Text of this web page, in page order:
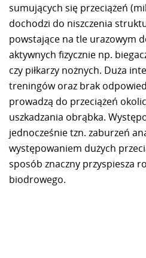
sumujących się przeciążeń
dochodzi do niszczenia
powstające na tle urazowym
aktywnych fizycznie np.
czy piłkarzy nożnych. Duża
treningów oraz brak
prowadzą do przeciążeń
uszkadzania obrąbka.
jednocześnie tzn. zaburzeń
występowaniem dużych
sposób znaczny przyspiesza
biodrowego.